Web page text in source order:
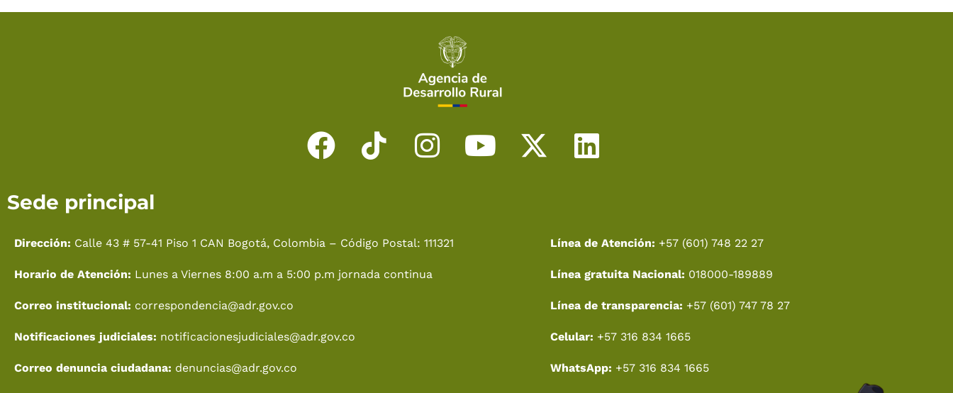
F
b
o
k
T
t
o
k
I
t
a
g
Y
X
w
L
k
e
d
i
n
Sede principal
Dirección: Calle 43 # 57-41 Piso 1 CAN Bogotá, Colombia – Código Postal: 111321
Horario de Atención: Lunes a Viernes 8:00 a.m a 5:00 p.m jornada continua
Correo institucional: correspondencia@adr.gov.co
Notificaciones judiciales: notificacionesjudiciales@adr.gov.co
Correo denuncia ciudadana: denuncias@adr.gov.co
Línea de Atención: +57 (601) 748 22 27
Línea gratuita Nacional: 018000-189889
Línea de transparencia: +57 (601) 747 78 27
Celular: +57 316 834 1665
WhatsApp: +57 316 834 1665